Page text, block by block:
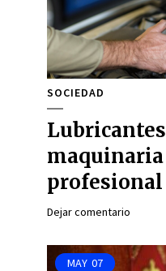
SOCIEDAD
maquinaria
profesional
Dejar comentario
MAY 07